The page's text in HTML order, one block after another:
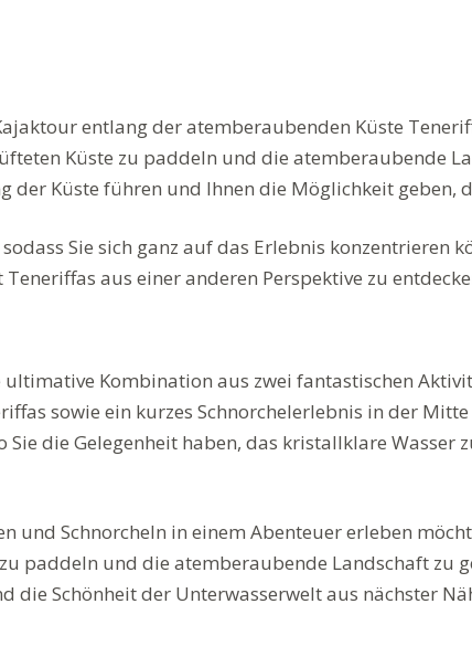
entlang der atemberaubenden Küste
Küste zu paddeln und die atemberaubende
der Küste führen und Ihnen die Möglichkeit geben,
Sie sich ganz auf das Erlebnis konzentrieren
aus einer anderen Perspektive zu
Kombination aus zwei fantastischen
sowie ein kurzes Schnorchelerlebnis in der
die Gelegenheit haben, das kristallklare Wasser
und Schnorcheln in einem Abenteuer erleben
paddeln und die atemberaubende Landschaft zu
die Schönheit der Unterwasserwelt aus nächster